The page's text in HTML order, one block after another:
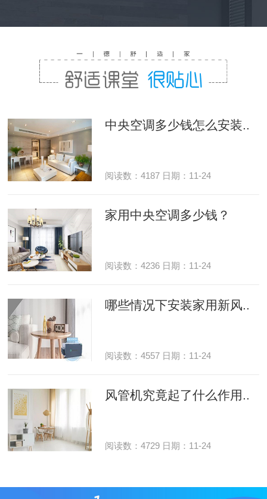
中央空调多少钱怎么安装..
阅读数：4187 日期：11-24
家用中央空调多少钱？
阅读数：4236 日期：11-24
哪些情况下安装家用新风..
阅读数：4557 日期：11-24
风管机究竟起了什么作用..
阅读数：4729 日期：11-24